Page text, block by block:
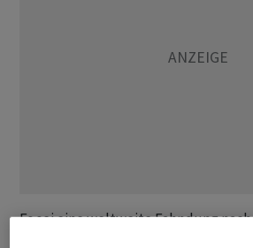
Es sei eine weltweite Fahndung